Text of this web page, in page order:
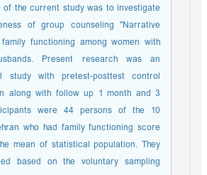
of the current study was to investigate
of group counseling "Narrative
family functioning among women with
Present research was an
study with pretest-posttest control
along with follow up 1 month and 3
were 44 persons of the 10
who had family functioning score
mean of statistical population. They
based on the voluntary sampling